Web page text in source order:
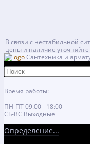
В связи с нестабильной
цены и наличие
Сантехника и
Время работы:
ПН-ПТ 09:00 - 18:00
СБ-ВС Выходные
Определение...